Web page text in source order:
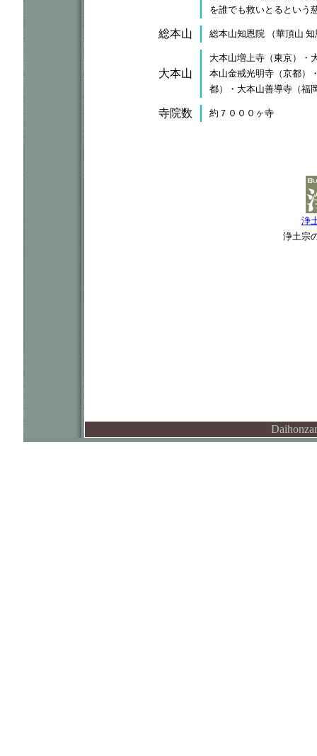
を誰でも救いとるという
総本山 総本山知恩院 （華頂山
大本山
大本山増上寺（東京）・
本山金戒光明寺（京都）
都）・大本山善導寺（福
寺院数 約７０００ヶ寺
浄
浄土宗